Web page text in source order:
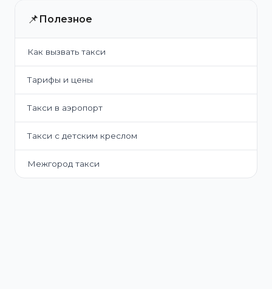
📌 Полезное
Как вызвать такси
Тарифы и цены
Такси в аэропорт
Такси с детским креслом
Межгород такси